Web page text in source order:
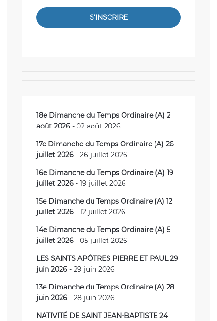
S'INSCRIRE
18e Dimanche du Temps Ordinaire (A) 2
août 2026 - 02 août 2026
17e Dimanche du Temps Ordinaire (A) 26
juillet 2026 - 26 juillet 2026
16e Dimanche du Temps Ordinaire (A) 19
juillet 2026 - 19 juillet 2026
15e Dimanche du Temps Ordinaire (A) 12
juillet 2026 - 12 juillet 2026
14e Dimanche du Temps Ordinaire (A) 5
juillet 2026 - 05 juillet 2026
LES SAINTS APÔTRES PIERRE ET PAUL 29
juin 2026 - 29 juin 2026
13e Dimanche du Temps Ordinaire (A) 28
juin 2026 - 28 juin 2026
NATIVITÉ DE SAINT JEAN-BAPTISTE 24